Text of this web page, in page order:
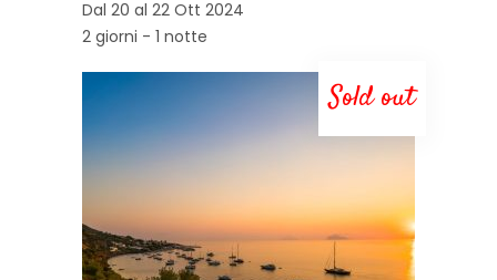
Dal 20 al 22 Ott 2024
2 giorni - 1 notte
Sold out
LEGGI TUTTO